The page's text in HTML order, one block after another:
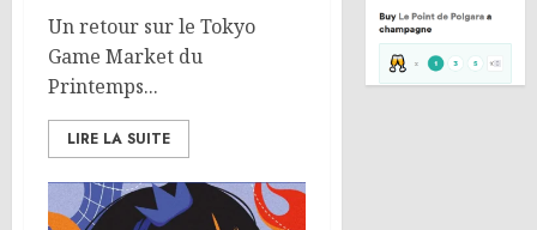
Un retour sur le Tokyo
Game Market du
Printemps...
LIRE LA SUITE